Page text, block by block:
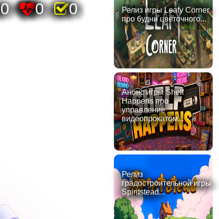
0 0
Релиз игры Leafy Corner
про будни цветочного...
Анонс игры Shelf
Happens про
управление
видеопрокатом...
Релиз
градостроительной игры
Spiritstead...